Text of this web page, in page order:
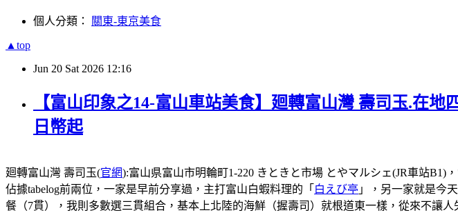
個人分類： 關東-東京美食
▲top
Jun 20 Sat 2026 12:16
【富山印象之14-富山車站美食】廻轉富山灣 壽司玉.在
日幣起
廻轉富山灣 壽司玉(官網):富山県富山市明輪町1-220 きときと市場 とやマルシェ(JR車站B1)
佔據tabelog前兩位，一家是早前分享過，主打富山白蝦料理的「 白えび亭 」，另一家就是今
餐（7貫），我則多數選三貫組合，基本上北陸的海鮮（握壽司）就根道東一樣，從來不讓